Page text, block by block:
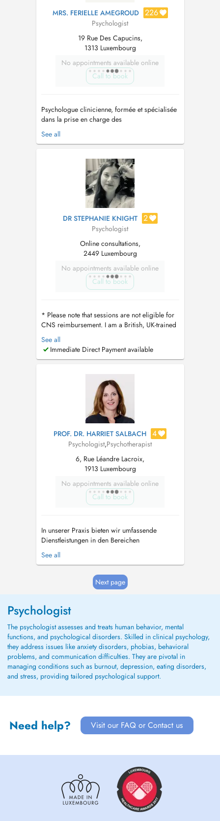
MRS. FERIELLE AMEGROUD 226
Psychologist
19 Rue Des Capucins,
1313 Luxembourg
No appointments available online
Call to book
Psychologue clinicienne, formée et spécialisée
dans la prise en charge des
psychotraumatismes ainsi que dans
l'accompagnement des femmes à différentes
public féminin dans une démarche d'écoute
adaptée, respectueuse et sécurisante. Mon
approche est ...
See all
DR STEPHANIE KNIGHT 2
Psychologist
Online consultations,
2449 Luxembourg
No appointments available online
Call to book
* Please note that sessions are not eligible for
CNS reimbursement. I am a British, UK-trained
Chartered Counselling Psychologist and
Existential Therapist, registered with the Health
and Care Professions Council (HCPC) and
See all
Immediate Direct Payment available
PROF. DR. HARRIET SALBACH 4
Psychologist,Psychotherapist
6, Rue Léandre Lacroix,
1913 Luxembourg
No appointments available online
Call to book
In unserer Praxis bieten wir umfassende
Dienstleistungen in den Bereichen
Psychotherapie, Paartherapie und Coaching
an, die alle darauf abzielen, Sie bei der
Leben und beim Erreichen Ihrer persönlichen
und zwischenmenschlichen Ziele zu
See all
Next page
Psychologist
The psychologist assesses and treats human behavior, mental
functions, and psychological disorders. Skilled in clinical psychology,
they address issues like anxiety disorders, phobias, behavioral
problems, and communication difficulties. They are pivotal in
managing conditions such as burnout, depression, eating disorders,
and stress, providing tailored psychological support.
Need help? Visit our FAQ or Contact us